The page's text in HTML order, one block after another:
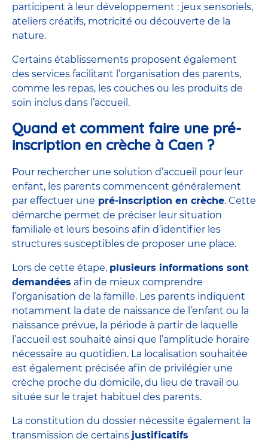
participent à leur développement : jeux sensoriels,
ateliers créatifs, motricité ou découverte de la
nature.
Certains établissements proposent également
des services facilitant l’organisation des parents,
comme les repas, les couches ou les produits de
soin inclus dans l’accueil.
Quand et comment faire une pré-
inscription en crèche à Caen ?
Pour rechercher une solution d’accueil pour leur
enfant, les parents commencent généralement
par effectuer une pré-inscription en crèche. Cette
démarche permet de préciser leur situation
familiale et leurs besoins afin d’identifier les
structures susceptibles de proposer une place.
Lors de cette étape, plusieurs informations sont
demandées afin de mieux comprendre
l’organisation de la famille. Les parents indiquent
notamment la date de naissance de l’enfant ou la
naissance prévue, la période à partir de laquelle
l’accueil est souhaité ainsi que l’amplitude horaire
nécessaire au quotidien. La localisation souhaitée
est également précisée afin de privilégier une
crèche proche du domicile, du lieu de travail ou
située sur le trajet habituel des parents.
La constitution du dossier nécessite également la
transmission de certains justificatifs